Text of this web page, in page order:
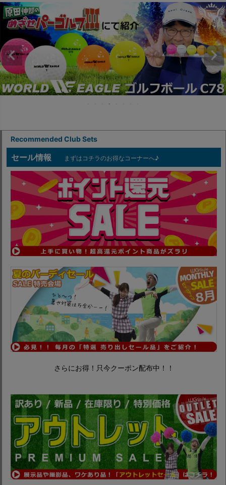
Recommended Club Sets
セール情報 まずはコチラのお得なコーナーへ♪
さらにお得！只今クーポン配布中！！